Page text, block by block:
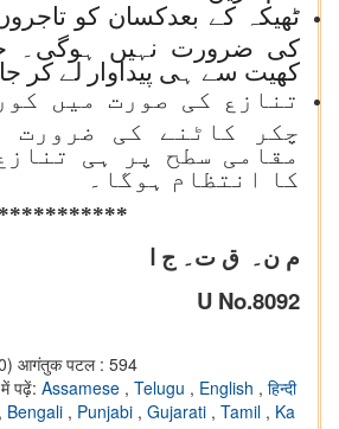
ٹھیکہ کے بعدکسان کو
کی ضرورت نہیں ہوگی۔
کھیت سے ہی پیداوار لے کر
تنازع کی صورت میں
چکر کاٹنے کی ضرورت
مقامی سطح پر ہی
کا انتظام ہوگا۔
**********
م ن۔
ق ت۔ ج ا
8092
U No.
आगंतुक पटल : 594
में पढ़ें: Assamese , Telugu , English , हिन्दी
, Bengali , Punjabi , Gujarati , Tamil , Ka